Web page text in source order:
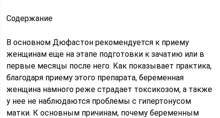
Содержание
В основном Дюфастон рекомендуется к приему
женщинам еще на этапе подготовки к зачатию или в
первые месяцы после него. Как показывает практика,
благодаря приему этого препарата, беременная
женщина намного реже страдает токсикозом, а также
у нее не наблюдаются проблемы с гипертонусом
матки. К основным причинам, почему беременным